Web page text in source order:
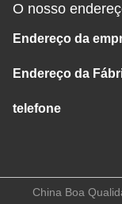
O nosso
Endereço da
Endereço da
telefone
China Boa